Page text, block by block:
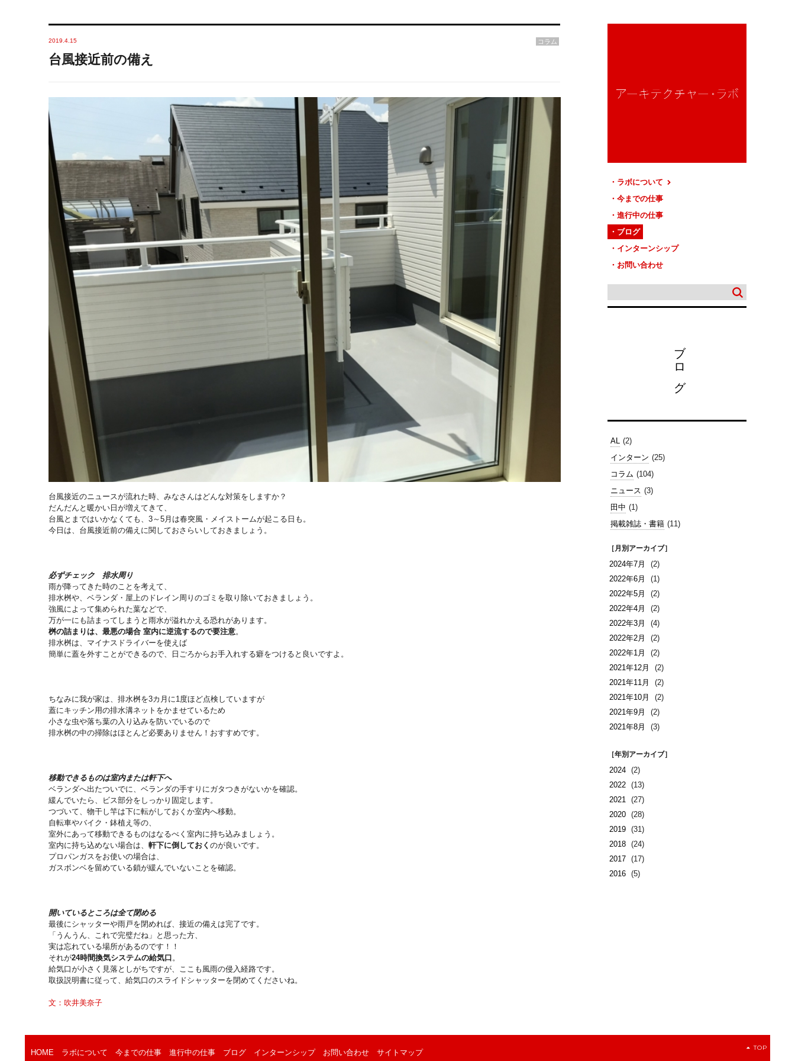
ラボについて
今までの仕事
進行中の仕事
ブログ
インターンシップ
お問い合わせ
ブログ
AL (2)
インターン (25)
コラム (104)
ニュース (3)
田中 (1)
掲載雑誌・書籍 (11)
［月別アーカイブ］
2024年7月
(2)
2022年6月
(1)
2022年5月
(2)
2022年4月
(2)
2022年3月
(4)
2022年2月
(2)
2022年1月
(2)
2021年12月
(2)
2021年11月
(2)
2021年10月
(2)
2021年9月
(2)
2021年8月
(3)
［年別アーカイブ］
2024 (2)
2022 (13)
2021 (27)
2020 (28)
2019 (31)
2018 (24)
2017 (17)
2016 (5)
2019.4.15 コラム
台風接近前の備え
台風接近のニュースが流れた時、みなさんはどんな対策をしますか？
だんだんと暖かい日が増えてきて、
台風とまではいかなくても、3～5月は春突風・メイストームが起こる日も。
今日は、台風接近前の備えに関しておさらいしておきましょう。
必ずチェック 排水周り
雨が降ってきた時のことを考えて、
排水桝や、ベランダ・屋上のドレイン周りのゴミを取り除いておきましょう。
強風によって集められた葉などで、
万が一にも詰まってしまうと雨水が溢れかえる恐れがあります。
桝の詰まりは、最悪の場合 室内に逆流するので要注意。
排水桝は、マイナスドライバーを使えば
簡単に蓋を外すことができるので、日ごろからお手入れする癖をつけると良いですよ。
ちなみに我が家は、排水桝を3カ月に1度ほど点検していますが
蓋にキッチン用の排水溝ネットをかませているため
小さな虫や落ち葉の入り込みを防いでいるので
排水桝の中の掃除はほとんど必要ありません！おすすめです。
移動できるものは室内または軒下へ
ベランダへ出たついでに、ベランダの手すりにガタつきがないかを確認。
緩んでいたら、ビス部分をしっかり固定します。
つづいて、物干し竿は下に転がしておくか室内へ移動。
自転車やバイク・鉢植え等の、
室外にあって移動できるものはなるべく室内に持ち込みましょう。
室内に持ち込めない場合は、 軒下に倒しておく のが良いです。
プロパンガスをお使いの場合は、
ガスボンベを留めている鎖が緩んでいないことを確認。
開いているところは全て閉める
最後にシャッターや雨戸を閉めれば、接近の備えは完了です。
「うんうん、これで完璧だね」と思った方、
実は忘れている場所があるのです！！
それが24時間換気システムの給気口 。
給気口が小さく見落としがちですが、ここも風雨の侵入経路です。
取扱説明書に従って、給気口のスライドシャッターを閉めてくださいね。
文：吹井美奈子
HOME ラボについて 今までの仕事 進行中の仕事 ブログ インターンシップ お問い合わせ サイトマップ
TOP